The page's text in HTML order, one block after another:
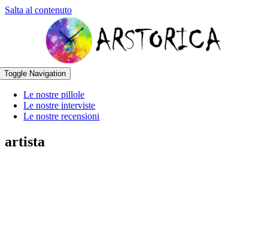
Salta al contenuto
Toggle Navigation
Le nostre pillole
Le nostre interviste
Le nostre recensioni
artista